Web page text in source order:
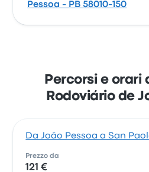
Pessoa - PB 58010-150
Percorsi e orari
Rodoviário de
Da João Pessoa a San
Prezzo da
121 €